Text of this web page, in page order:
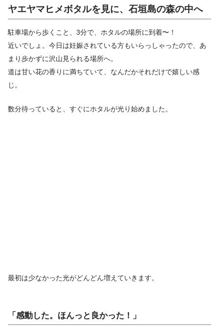
ヤエヤマヒメボタルを見に、石垣島の森の中へ
駐車場から歩くこと、3分で、ホタルの場所に到着〜！
近いでしょ。今日は妊娠されている方もいらっしゃったので、あ
まり歩かずに沢山見られる場所へ。
道は甘い花の香りに満ちていて、なんだかそれだけで嬉しい感
じ。
数分待っていると、すぐにホタルが光り始めました。
最初は少なかった光がどんどん増えていきます。
「感動した。ほんっと良かった！」